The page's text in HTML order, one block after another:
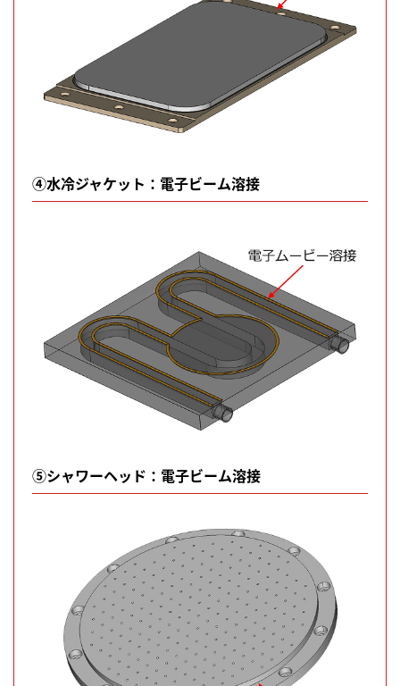
④水冷ジャケット：電子ビーム溶接
⑤シャワーヘッド：電子ビーム溶接